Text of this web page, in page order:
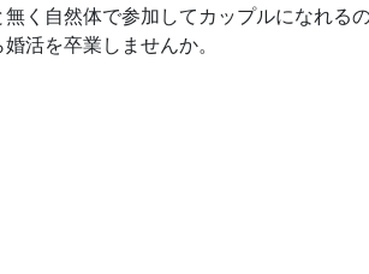
く自然体で参加してカップルになれる
活を卒業しませんか。